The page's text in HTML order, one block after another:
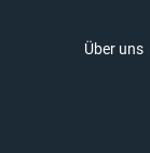
Über uns